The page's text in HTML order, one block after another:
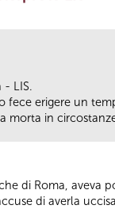
- LIS.
fece erigere un
morta in
di Roma, aveva
di averla